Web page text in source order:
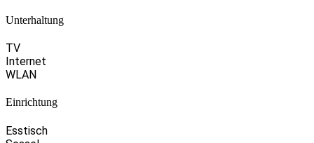
Unterhaltung
TV
Internet
WLAN
Einrichtung
Esstisch